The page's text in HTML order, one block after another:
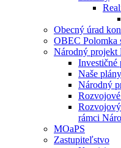
Obecný úrad
OBEC Polomka
Národný projekt
Investičné
Naše plány
Národný
rámci
MOaPS
Zastupiteľstvo